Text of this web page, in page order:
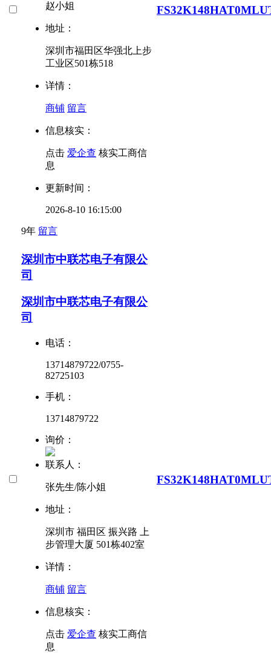
赵小姐
地址：
深圳市福田区华强北上步
工业区501栋518
详情：
商铺 留言
信息核实：
点击 爱企查 核实工商信
息
更新时间：
2026-8-10 16:15:00
9年 留言
深圳市中联芯电子有限公
司
深圳市中联芯电子有限公
司
电话：
13714879722/0755-
82725103
手机：
13714879722
询价：
联系人：
张先生/陈小姐
地址：
深圳市 福田区 振兴路 上
步管理大厦 501栋402室
详情：
商铺 留言
信息核实：
点击 爱企查 核实工商信
息